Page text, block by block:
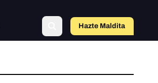
Hazte Maldita